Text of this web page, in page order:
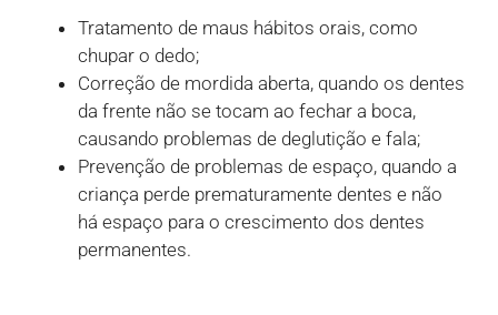
Tratamento de maus hábitos orais, como
chupar o dedo;
Correção de mordida aberta, quando os dentes
da frente não se tocam ao fechar a boca,
causando problemas de deglutição e fala;
Prevenção de problemas de espaço, quando a
criança perde prematuramente dentes e não
há espaço para o crescimento dos dentes
permanentes.